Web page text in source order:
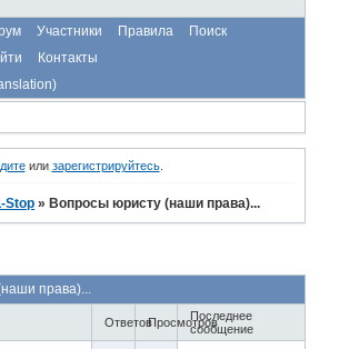
Участники Правила
Поиск
Контакты
или зарегистрируйтесь.
Stop » Вопросы юристу (наши права)...
права)...
ОтветовПросмотровПоследнее
сообщение